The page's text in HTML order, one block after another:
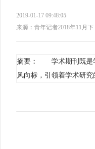
2019-01-17 09:48:05
来源：青年记者2018年11月下
摘要： 学术期刊既是学
风向标，引领着学术研